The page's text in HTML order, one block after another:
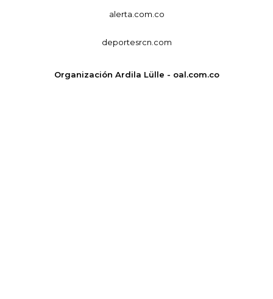
alerta.com.co
deportesrcn.com
Organización Ardila Lülle - oal.com.co